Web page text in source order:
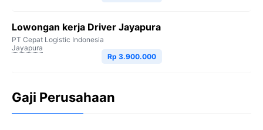
Lowongan kerja Driver Jayapura
PT Cepat Logistic Indonesia
Jayapura
Rp 3.900.000
Gaji Perusahaan